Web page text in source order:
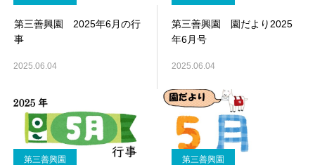
第三善興園 2025年6月の行
事
2025.06.04
第三善興園 園だより2025
年6月号
2025.06.04
第三善興園 第三善興園